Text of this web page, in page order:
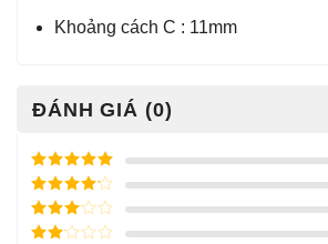
Khoảng cách C : 11mm
ĐÁNH GIÁ (0)
Được xếp
hạng
5
5
sao
Được xếp
hạng
4
5
sao
Được